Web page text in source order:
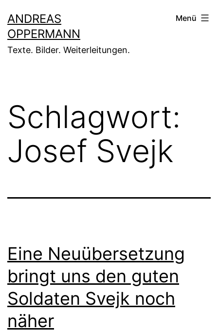
Inhalt
springen
ANDREAS
OPPERMANN
Texte. Bilder. Weiterleitungen.
Menü
Schlagwort:
Josef Svejk
Eine Neuübersetzung
bringt uns den guten
Soldaten Svejk noch
näher